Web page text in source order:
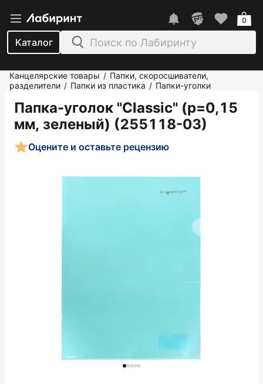
Каталог
0
Канцелярские товары / Папки, скоросшиватели,
разделители / Папки из пластика / Папки-уголки
Папка-уголок "Classic" (р=0,15
мм, зеленый) (255118-03)
Оцените и оставьте рецензию